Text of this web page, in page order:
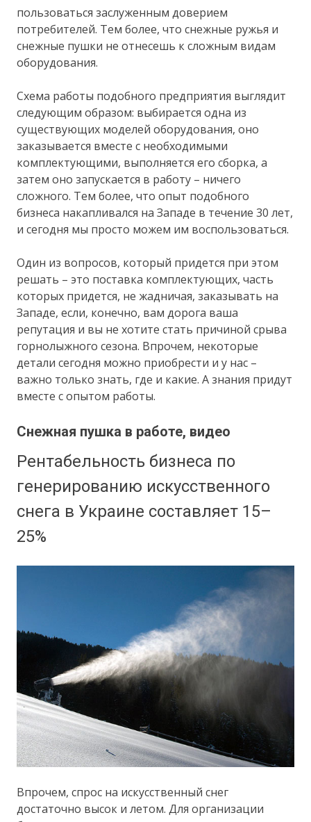
пользоваться заслуженным доверием
потребителей. Тем более, что снежные ружья и
снежные пушки не отнесешь к сложным видам
оборудования.
Схема работы подобного предприятия выглядит
следующим образом: выбирается одна из
существующих моделей оборудования, оно
заказывается вместе с необходимыми
комплектующими, выполняется его сборка, а
затем оно запускается в работу – ничего
сложного. Тем более, что опыт подобного
бизнеса накапливался на Западе в течение 30 лет,
и сегодня мы просто можем им воспользоваться.
Один из вопросов, который придется при этом
решать – это поставка комплектующих, часть
которых придется, не жадничая, заказывать на
Западе, если, конечно, вам дорога ваша
репутация и вы не хотите стать причиной срыва
горнолыжного сезона. Впрочем, некоторые
детали сегодня можно приобрести и у нас –
важно только знать, где и какие. А знания придут
вместе с опытом работы.
Снежная пушка в работе, видео
Рентабельность бизнеса по
генерированию искусственного
снега в Украине составляет 15–
25%
Впрочем, спрос на искусственный снег
достаточно высок и летом. Для организации